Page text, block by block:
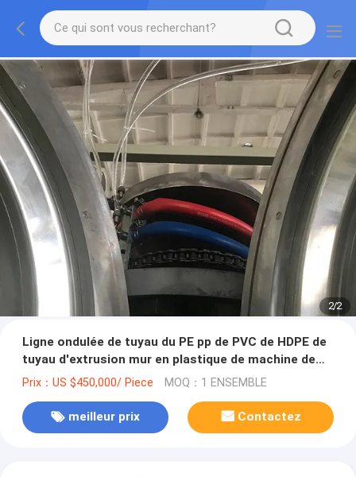
2/2
Ligne ondulée de tuyau du PE pp de PVC de HDPE de
tuyau d'extrusion mur en plastique de machine de
double
Prix：US $450,000/ Piece MOQ：1 ENSEMBLE
meilleur prix Contactez